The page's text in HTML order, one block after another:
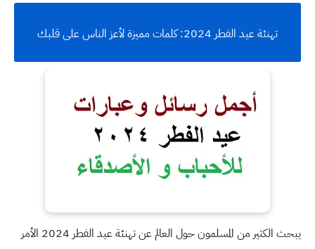
تهنئة عيد الفطر 2024: كلمات مميزة لأعز الناس على قلبك
يبحث الكثير من المسلمون حول العالم عن تهنئة عيد الفطر 2024 الأمر